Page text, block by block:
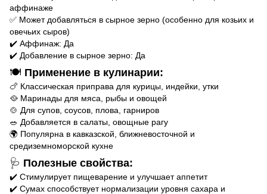
аффинаже
✅ Может добавляться в сырное зерно (особенно для козьих и
овечьих сыров)
✔️ Аффинаж: Да
✔️ Добавление в сырное зерно: Да
🍽️ Применение в кулинарии:
🍗 Классическая приправа для курицы, индейки, утки
🥘 Маринады для мяса, рыбы и овощей
🍲 Для супов, соусов, плова, гарниров
🥗 Добавляется в салаты, овощные рагу
🌍 Популярна в кавказской, ближневосточной и
средиземноморской кухне
🩺 Полезные свойства:
✔️ Стимулирует пищеварение и улучшает аппетит
✔️ Сумах способствует нормализации уровня сахара и